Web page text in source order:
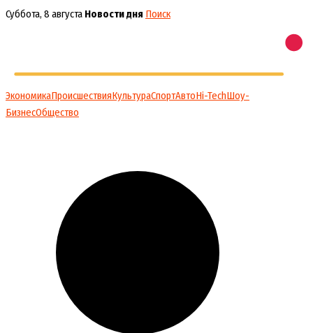
Перейти
Суббота, 8 августа Новости дня Поиск
ЭкономикаПроисшествияКультураСпортАвтоHi-TechШоу-
БизнесОбщество